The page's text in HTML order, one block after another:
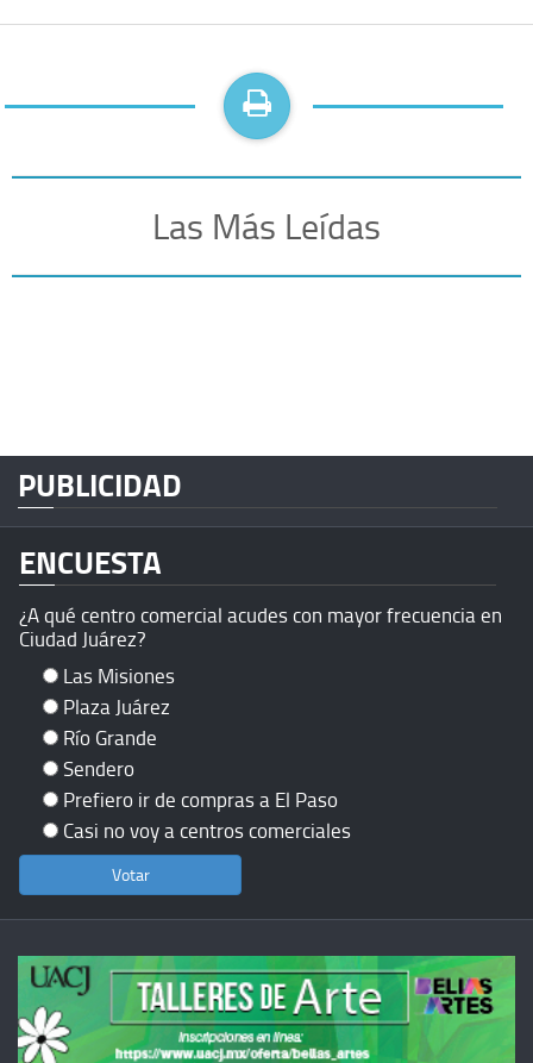
Las Más Leídas
PUBLICIDAD
ENCUESTA
¿A qué centro comercial acudes con mayor frecuencia en
Ciudad Juárez?
Las Misiones
Plaza Juárez
Río Grande
Sendero
Prefiero ir de compras a El Paso
Casi no voy a centros comerciales